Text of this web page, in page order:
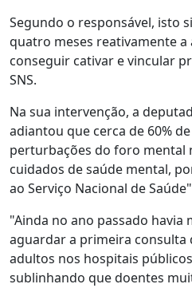
Segundo o responsável, isto
quatro meses reativamente
conseguir cativar e vincular
SNS.
Na sua intervenção, a
adiantou que cerca de 60%
perturbações do foro mental
cuidados de saúde mental,
ao Serviço Nacional de
"Ainda no ano passado havia
aguardar a primeira consulta
adultos nos hospitais
sublinhando que doentes